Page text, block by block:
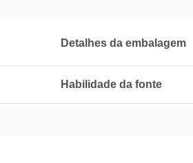
Detalhes da embalagem
Habilidade da fonte